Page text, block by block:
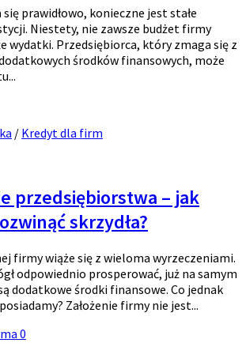
prawidłowo, konieczne jest stałe
Niestety, nie zawsze budżet firmy
wydatki. Przedsiębiorca, który zmaga się z
środków finansowych, może
/ Kredyt dla firm
przedsiębiorstwa – jak
skrzydła?
firmy wiąże się z wieloma wyrzeczeniami.
odpowiednio prosperować, już na samym
dodatkowe środki finansowe. Co jednak
Założenie firmy nie jest...
0